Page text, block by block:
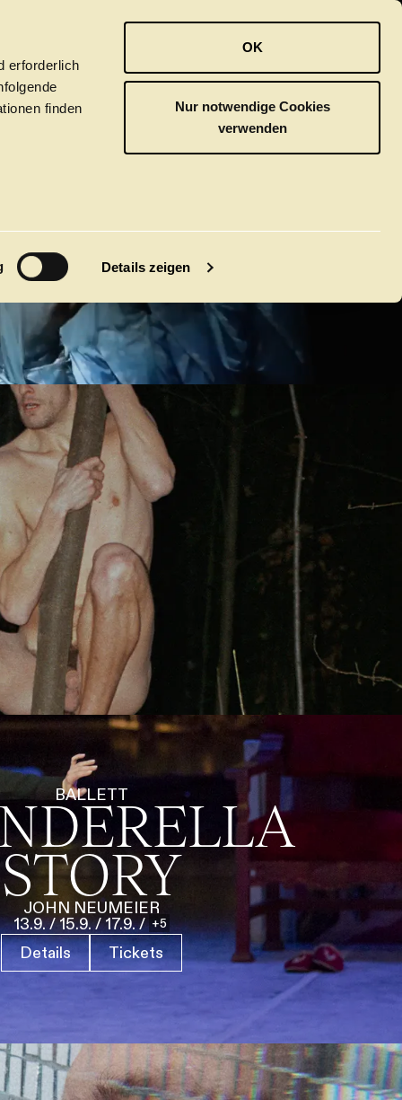
erforderlich
finden
Details zeigen
OK
Nur notwendige Cookies
verwenden
ORCHESTER
CLICK in
Kontakt
BALLETT
STORY
JOHN NEUMEIER
13.9./15.9./17.9./ 5
Details Tickets